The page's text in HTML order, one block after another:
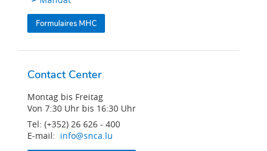
Formulaires MHC
Contact Center
Montag bis Freitag
Von 7:30 Uhr bis 16:30 Uhr
Tel: (+352) 26 626 - 400
E-mail: info@snca.lu